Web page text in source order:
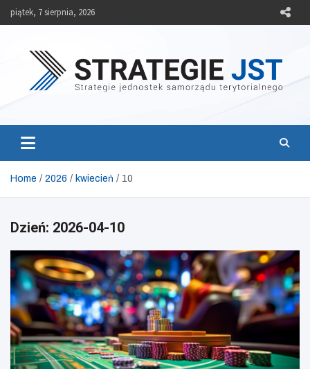
Skippiątek, 7 sierpnia, 2026
Strategie JST
Home 2026 kwiecień 10
Dzień: 2026-04-10